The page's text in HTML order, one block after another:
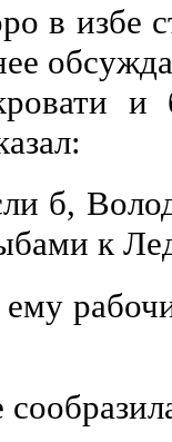
в избе
и
б,
к